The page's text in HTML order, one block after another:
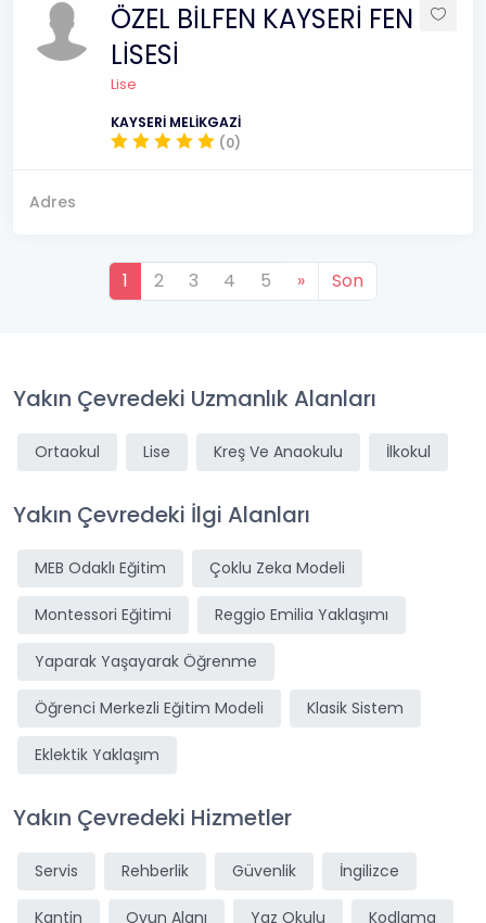
ÖZEL BİLFEN KAYSERİ FEN
LİSESİ
Lise
KAYSERİ MELİKGAZİ
(0)
Adres
1 2 3 4 5 » Son
Yakın Çevredeki Uzmanlık Alanları
Ortaokul Lise Kreş Ve Anaokulu İlkokul
Yakın Çevredeki İlgi Alanları
MEB Odaklı Eğitim Çoklu Zeka Modeli
Montessori Eğitimi Reggio Emilia Yaklaşımı
Yaparak Yaşayarak Öğrenme
Öğrenci Merkezli Eğitim Modeli Klasik Sistem
Eklektik Yaklaşım
Yakın Çevredeki Hizmetler
Servis Rehberlik Güvenlik İngilizce
Kantin Oyun Alanı Yaz Okulu Kodlama